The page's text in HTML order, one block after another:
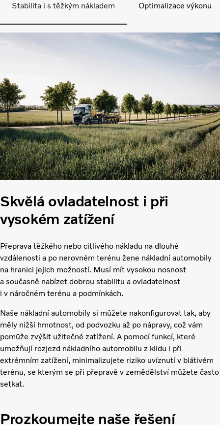
Stabilita i s těžkým nákladem Optimalizace výkonu
Skvělá ovladatelnost i při
vysokém zatížení
Přeprava těžkého nebo citlivého nákladu na dlouhé
vzdálenosti a po nerovném terénu žene nákladní automobily
na hranici jejich možností. Musí mít vysokou nosnost
a současně nabízet dobrou stabilitu a ovladatelnost
i v náročném terénu a podmínkách.
Naše nákladní automobily si můžete nakonfigurovat tak, aby
měly nižší hmotnost, od podvozku až po nápravy, což vám
pomůže zvýšit užitečné zatížení. A pomocí funkcí, které
umožňují rozjezd nákladního automobilu z klidu i při
extrémním zatížení, minimalizujete riziko uvíznutí v blátivém
terénu, se kterým se při přepravě v zemědělství můžete často
setkat.
Prozkoumejte naše řešení